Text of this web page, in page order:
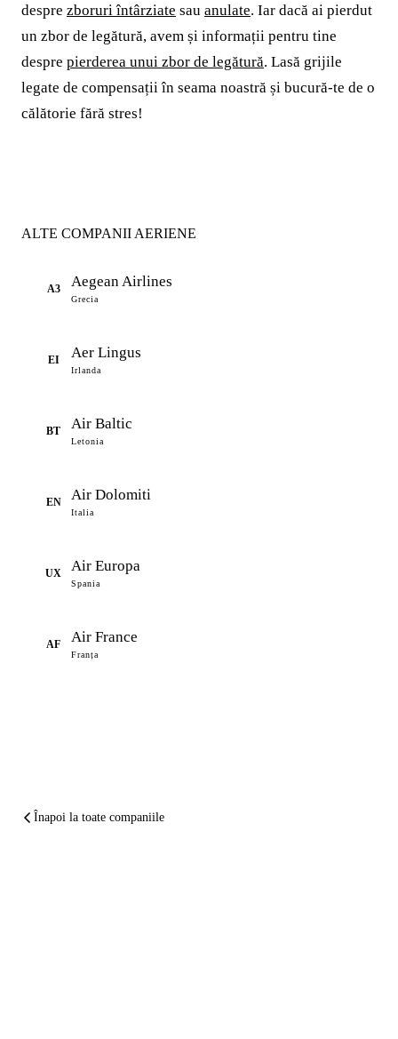
despre zboruri întârziate sau anulate. Iar dacă ai pierdut
un zbor de legătură, avem și informații pentru tine
despre pierderea unui zbor de legătură. Lasă grijile
legate de compensații în seama noastră și bucură-te de o
călătorie fără stres!
ALTE COMPANII AERIENE
A3 Aegean Airlines
Grecia
EI Aer Lingus
Irlanda
BT Air Baltic
Letonia
EN Air Dolomiti
Italia
UX Air Europa
Spania
AF Air France
Franța
Înapoi la toate companiile